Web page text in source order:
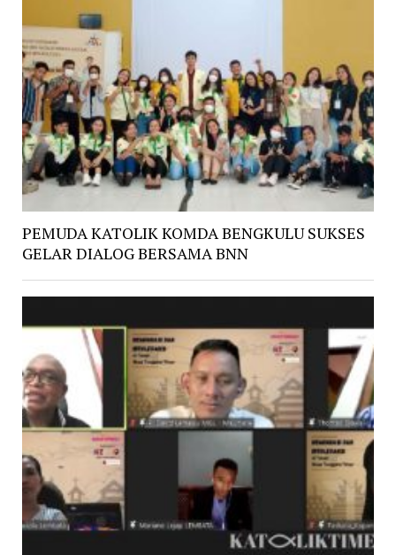
PEMUDA KATOLIK KOMDA BENGKULU SUKSES
GELAR DIALOG BERSAMA BNN